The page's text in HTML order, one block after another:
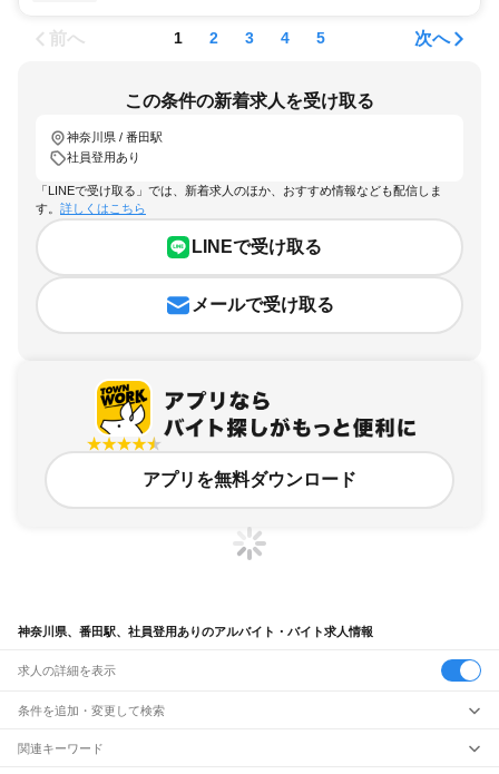
前へ 1 2 3 4 5 次へ
この条件の新着求人を受け取る
神奈川県 / 番田駅
社員登用あり
「LINEで受け取る」では、新着求人のほか、おすすめ情報なども配信しま
す。 詳しくはこちら
LINEで受け取る
メールで受け取る
アプリを無料ダウンロード
神奈川県、番田駅、社員登用ありのアルバイト・バイト求人情報
求人の詳細を表示
条件を追加・変更して検索
市区町村を追加・変更
関連キーワード